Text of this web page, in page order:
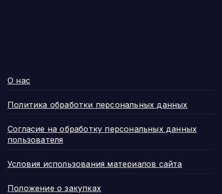
О нас
Политика обработки персональных данных
Согласие на обработку персональных данных
пользователя
Условия использования материалов сайта
Положение о закупках